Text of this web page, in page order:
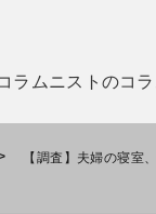
ラムニストのコ
【調査】夫婦の寝室